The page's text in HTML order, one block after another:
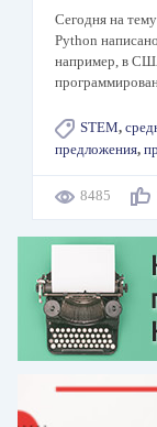
Сегодня на
Python
например, в
STEM,
предложения,
8485